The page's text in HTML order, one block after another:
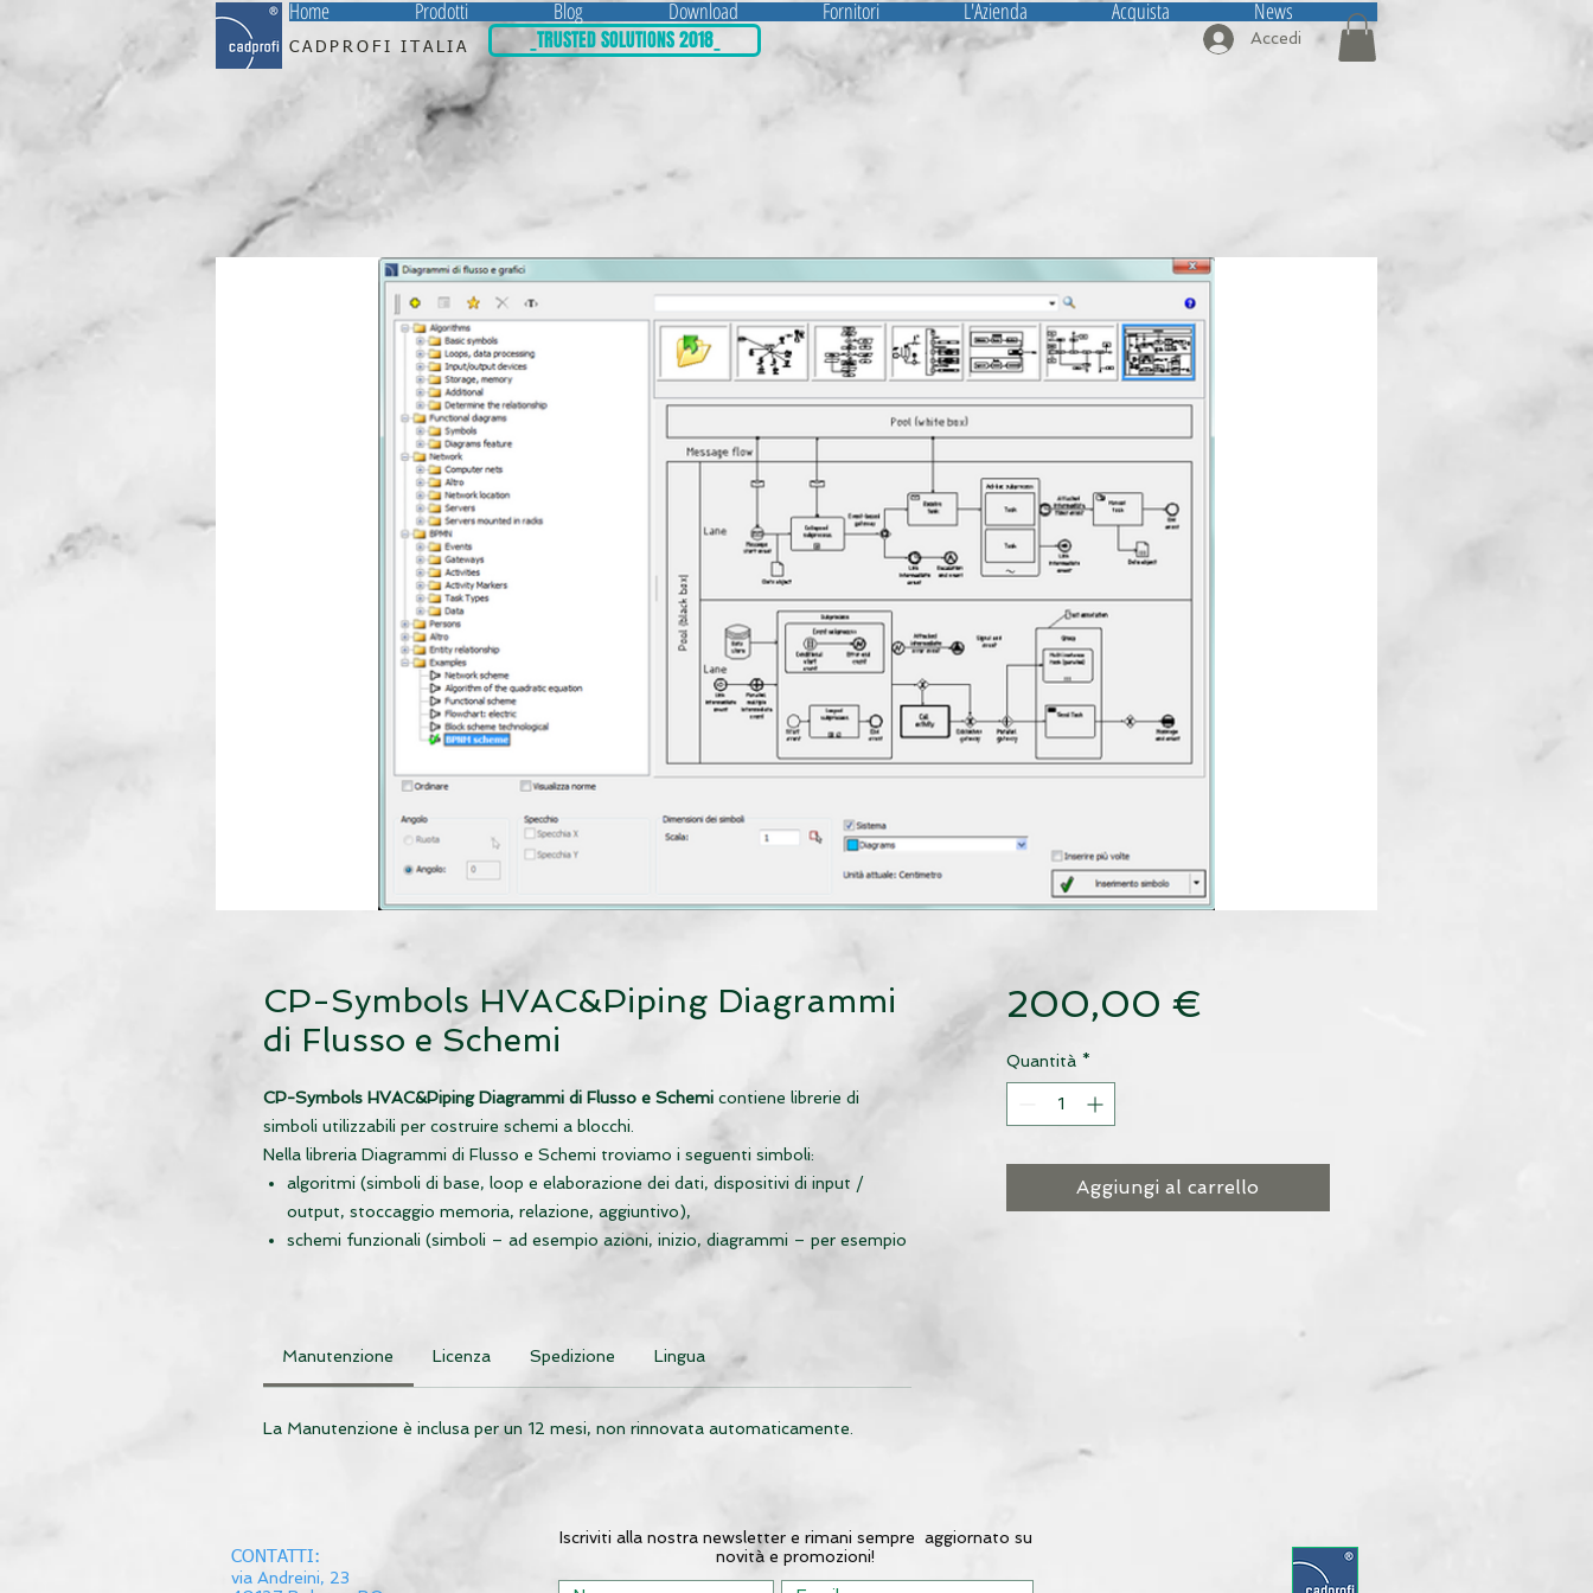
Home Prodotti Blog Download Fornitori L'Azienda Acquista News
CADPROFI ITALIA _TRUSTED SOLUTIONS 2018_ Accedi
CP-Symbols HVAC&Piping Diagrammi
di Flusso e Schemi
CP-Symbols HVAC&PipingDiagrammi di Flusso e Schemi contiene librerie di
simboli utilizzabili per costruire schemi a blocchi.
Nella libreria Diagrammi di Flusso e Schemi troviamo i seguenti simboli:
algoritmi (simboli di base, loop e elaborazione dei dati, dispositivi di input /
output, stoccaggio memoria, relazione, aggiuntivo),
schemi funzionali (simboli – ad esempio azioni, inizio, diagrammi – per esempio
BPMN – Business Process Modeling Notation (eventi, gateway, attività, gli
indicatori di attività, tipi di attività, i dati),
altro (es. frecce, incroci), relazioni tra entità (es. 1 a molti, nessuno a 1),
esempi (schemi di rete, algoritmo dell’equazione quadratica, schema funzionale,
CP-Symbols
Linee (tubi, condotti, cavi) – questa funzione aiuta a disegnare schemi unifilari.
Manutenzione Licenza Spedizione Lingua
La Manutenzione è inclusa per un 12 mesi, non rinnovata automaticamente.
200,00 €
Quantità *
Aggiungi al carrello
CONTATTI:
via Andreini, 23
Iscriviti alla nostra newsletter e rimani sempre aggiornato su
novità e promozioni!